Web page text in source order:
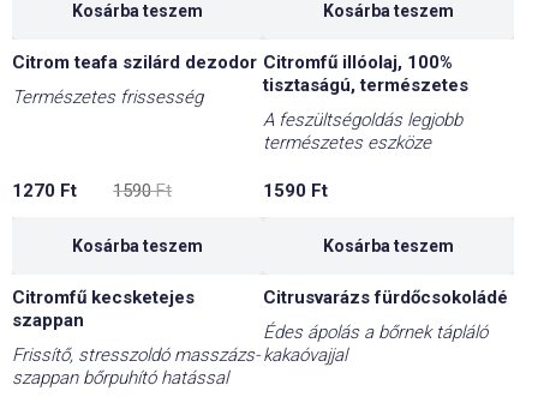
Kosárba teszem Kosárba teszem
Citrom teafa szilárd dezodor
Természetes frissesség
1590Ft
price
1270 Ft
price
Kosárba teszem
Citromfű illóolaj, 100%
tisztaságú, természetes
A feszültségoldás legjobb
természetes eszköze
1590 Ft
Kosárba teszem
Citromfű kecsketejes
szappan
Frissítő, stresszoldó masszázs-
szappan bőrpuhító hatással
Citrusvarázs fürdőcsokoládé
Édes ápolás a bőrnek tápláló
kakaóvajjal